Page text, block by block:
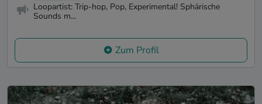
Loopartist: Trip-hop, Pop, Experimental! Sphärische
Sounds m...
Zum Profil